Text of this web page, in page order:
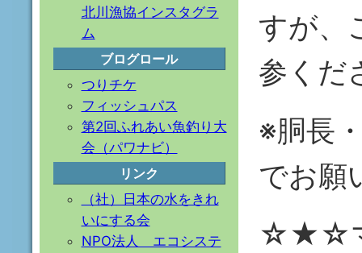
すが、
参くだ
※胴長
でお願
☆★☆マ
北川漁協インスタグラ
ム
ブログロール
つりチケ
フィッシュパス
第2回ふれあい魚釣り大
会（パワナビ）
リンク
（社）日本の水をきれ
いにする会
NPO法人 エコシステ